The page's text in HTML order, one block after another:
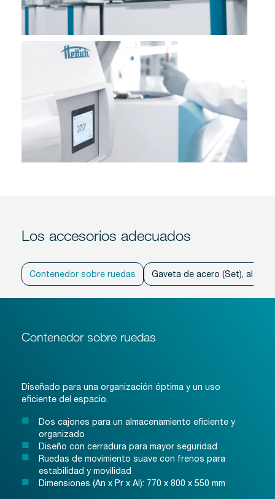
Los accesorios adecuados
Contenedor sobre ruedas Gaveta de acero (Set), altura
Contenedor sobre ruedas
Diseñado para una organización óptima y un uso
eficiente del espacio.
Dos cajones para un almacenamiento eficiente y
organizado
Diseño con cerradura para mayor seguridad
Ruedas de movimiento suave con frenos para
estabilidad y movilidad
Dimensiones (An x Pr x Al): 770 x 800 x 550 mm